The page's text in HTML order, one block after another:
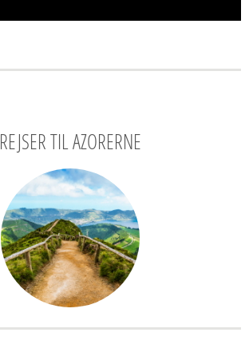
REJSER TIL AZORERNE